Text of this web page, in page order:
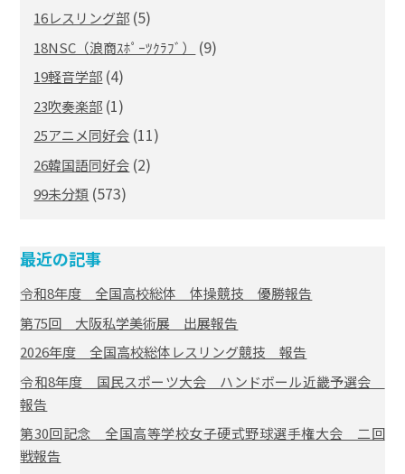
16レスリング部 (5)
18NSC（浪商ｽﾎﾟｰﾂｸﾗﾌﾞ） (9)
19軽音学部 (4)
23吹奏楽部 (1)
25アニメ同好会 (11)
26韓国語同好会 (2)
99未分類 (573)
最近の記事
令和8年度 全国高校総体 体操競技 優勝報告
第75回 大阪私学美術展 出展報告
2026年度 全国高校総体レスリング競技 報告
令和8年度 国民スポーツ大会 ハンドボール近畿予選会
報告
第30回記念 全国高等学校女子硬式野球選手権大会 二回
戦報告